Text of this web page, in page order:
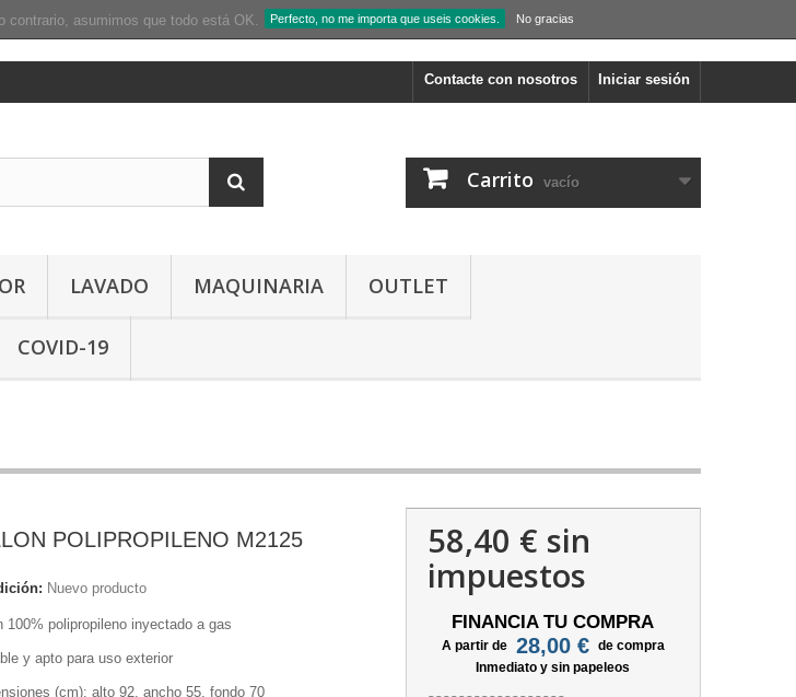
contrario, asumimos que todo está OK. Perfecto, no me importa que useis cookies. No gracias
Iniciar sesión
Contacte con nosotros
Carrito vacío
LAVADO MAQUINARIA OUTLET
COVID-19
POLIPROPILENO M2125
Nuevo producto
100% polipropileno inyectado a gas
y apto para uso exterior
(cm): alto 92, ancho 55, fondo 70
58,40 € sin
impuestos
FINANCIA TU COMPRA
A partir de 28,00 € de compra
Inmediato y sin papeleos